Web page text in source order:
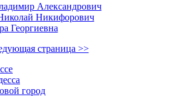
Александрович
Никифорович
Георгиевна
страница >>
город